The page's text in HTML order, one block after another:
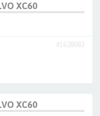
XC60
#1628683
XC60